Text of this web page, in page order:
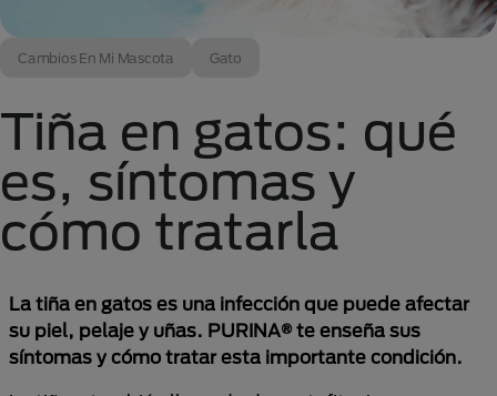
Cambios En Mi Mascota Gato
Tiña en gatos: qué
es, síntomas y
cómo tratarla
La tiña en gatos es una infección que puede afectar
su piel, pelaje y uñas. PURINA® te enseña sus
síntomas y cómo tratar esta importante condición.